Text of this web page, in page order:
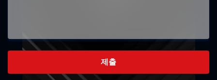
제출